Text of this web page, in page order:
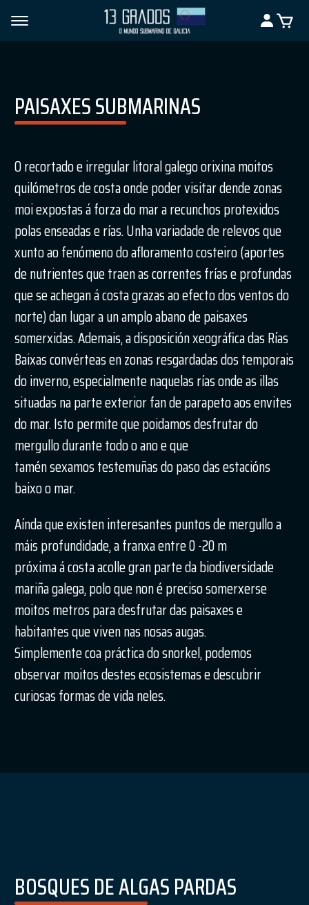
PAISAXES SUBMARINAS
O recortado e irregular litoral galego orixina moitos
quilómetros de costa onde poder visitar dende zonas
moi expostas á forza do mar a recunchos protexidos
polas enseadas e rías. Unha variadade de relevos que
xunto ao fenómeno do afloramento costeiro (aportes
de nutrientes que traen as correntes frías e profundas
que se achegan á costa grazas ao efecto dos ventos do
norte) dan lugar a un amplo abano de paisaxes
somerxidas. Ademais, a disposición xeográfica das Rías
Baixas convérteas en zonas resgardadas dos temporais
do inverno, especialmente naquelas rías onde as illas
situadas na parte exterior fan de parapeto aos envites
do mar. Isto permite que poidamos desfrutar do
mergullo durante todo o ano e que
tamén sexamos testemuñas do paso das estacións
baixo o mar.
Aínda que existen interesantes puntos de mergullo a
máis profundidade, a franxa entre 0 -20 m
próxima á costa acolle gran parte da biodiversidade
mariña galega, polo que non é preciso somerxerse
moitos metros para desfrutar das paisaxes e
habitantes que viven nas nosas augas.
Simplemente coa práctica do snorkel, podemos
observar moitos destes ecosistemas e descubrir
curiosas formas de vida neles.
BOSQUES DE ALGAS PARDAS